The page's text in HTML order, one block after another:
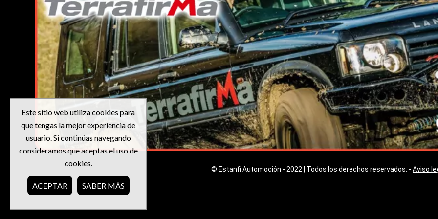
© Estanfi Automoción - 2022 | Todos los derechos reservados. - Aviso
Este sitio web utiliza cookies para
que tengas la mejor experiencia de
usuario. Si continúas navegando
consideramos que aceptas el uso de
cookies.
ACEPTAR SABER MÁS